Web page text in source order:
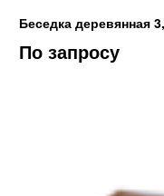
Беседка деревянная
По запросу